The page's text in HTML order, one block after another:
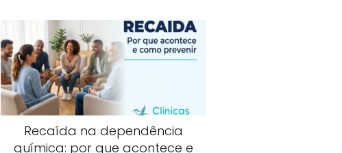
Recaída na dependência
química: por que acontece e